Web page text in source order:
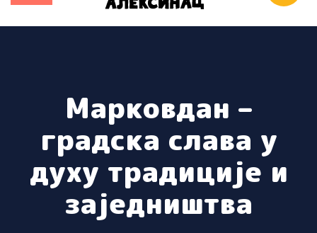
Марковдан –
градска слава у
духу традиције и
заједништва